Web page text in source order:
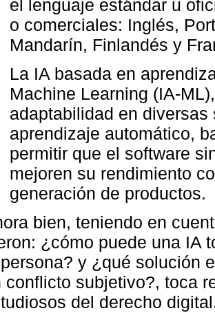
el lenguaje estándar u
o comerciales: Inglés,
Mandarín, Finlandés y
La IA basada en
Machine Learning (IA-
adaptabilidad en
aprendizaje automático,
permitir que el software
mejoren su rendimiento
generación de productos.
bien, teniendo en
¿cómo puede una IA
y ¿qué solución
conflicto subjetivo?, toca
del derecho